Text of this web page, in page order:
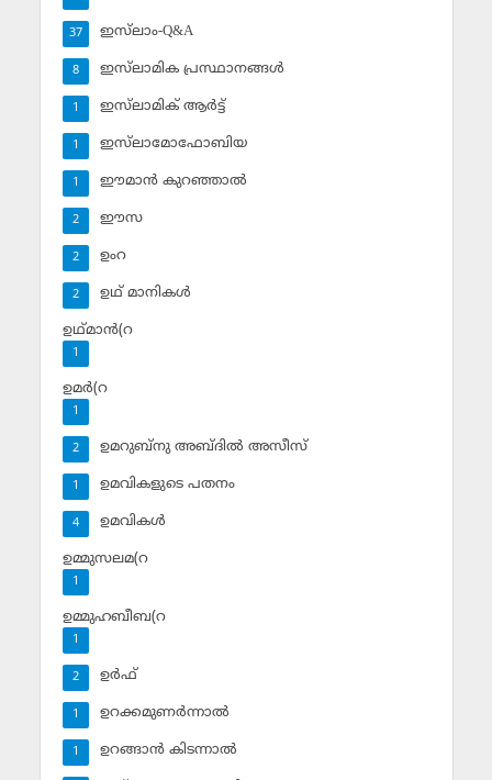
ഇസ്‌ലാം-Q&A
37
ഇസ്‌ലാമിക പ്രസ്ഥാനങ്ങള്‍
8
ഇസ്‌ലാമിക് ആര്‍ട്ട്
1
ഇസ്‌ലാമോഫോബിയ
1
ഈമാന്‍ കുറഞ്ഞാല്‍
1
ഈസ
2
ഉംറ
2
ഉഥ് മാനികള്‍
2
ഉഥ്മാന്‍(റ
1
ഉമര്‍(റ
1
ഉമറുബ്‌നു അബ്ദില്‍ അസീസ്‌
2
ഉമവികളുടെ പതനം
1
ഉമവികള്‍
4
ഉമ്മുസലമ(റ
1
ഉമ്മുഹബീബ(റ
1
ഉര്‍ഫ്
2
ഉറക്കമുണര്‍ന്നാല്‍
1
ഉറങ്ങാന്‍ കിടന്നാല്‍
1